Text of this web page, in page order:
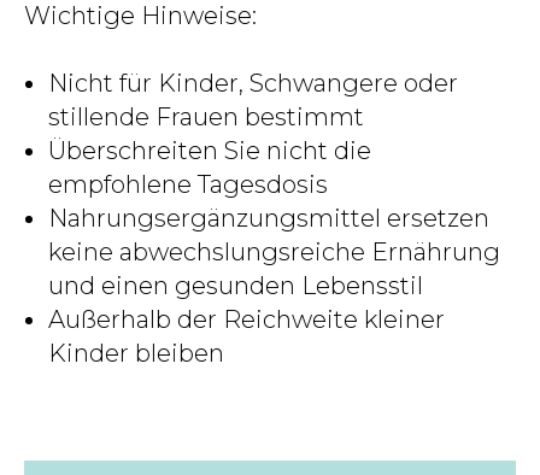
Wichtige Hinweise:
Nicht für Kinder, Schwangere oder
stillende Frauen bestimmt
Überschreiten Sie nicht die
empfohlene Tagesdosis
Nahrungsergänzungsmittel ersetzen
keine abwechslungsreiche Ernährung
und einen gesunden Lebensstil
Außerhalb der Reichweite kleiner
Kinder bleiben